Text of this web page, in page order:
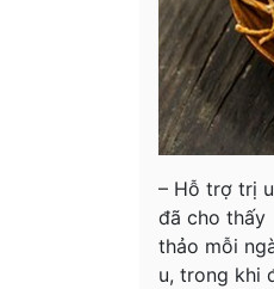
– Hỗ trợ trị
đã cho thấy
thảo mỗi
u, trong khi